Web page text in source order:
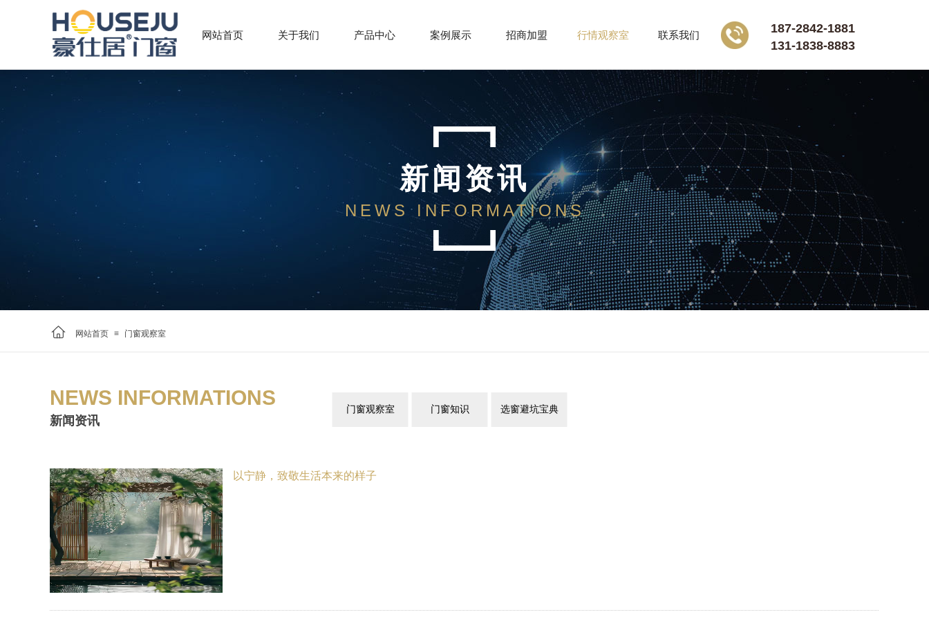
新闻资讯
NEWS INFORMATIONS
网站首页 ≡ 门窗观察室
NEWS INFORMATIONS
新闻资讯
门窗观察室 门窗知识 选窗避坑宝典
以宁静，致敬生活本来的样子
网站首页 关于我们 产品中心 案例展示 招商加盟 行情观察室 联系我们
187-2842-1881
131-1838-8883